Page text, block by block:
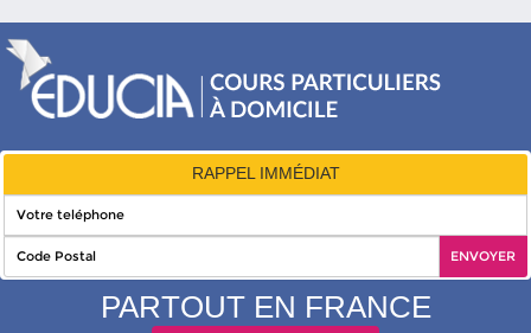
RAPPEL IMMÉDIAT
PARTOUT EN FRANCE